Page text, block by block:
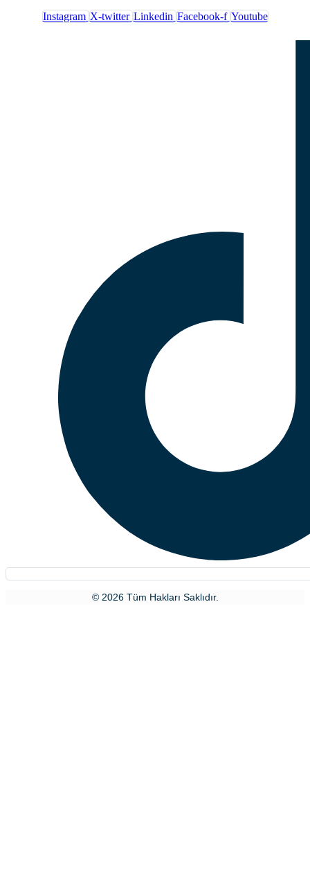
Instagram X-twitter Linkedin Facebook-f Youtube
© 2026 Tüm Hakları Saklıdır.